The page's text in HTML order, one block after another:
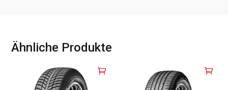
Ähnliche Produkte